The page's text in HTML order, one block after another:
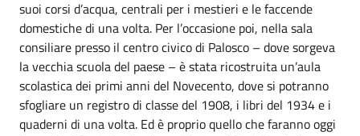
suoi corsi d’acqua, centrali per i mestieri e le faccende
domestiche di una volta. Per l’occasione poi, nella sala
consiliare presso il centro civico di Palosco – dove sorgeva
la vecchia scuola del paese – è stata ricostruita un’aula
scolastica dei primi anni del Novecento, dove si potranno
sfogliare un registro di classe del 1908, i libri del 1934 e i
quaderni di una volta. Ed è proprio quello che faranno oggi